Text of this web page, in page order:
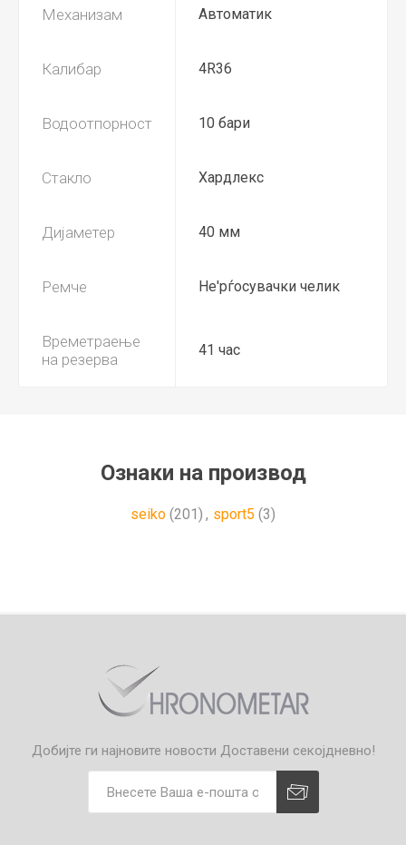
Механизам Автоматик
Калибар 4R36
Водоотпорност 10 бари
Стакло Хардлекс
Дијаметер 40 мм
Ремче Не'рѓосувачки челик
Времетраење
на резерва
41 час
Ознаки на производ
seiko (201) , sport5 (3)
Добијте ги најновите новости Доставени секојдневно!